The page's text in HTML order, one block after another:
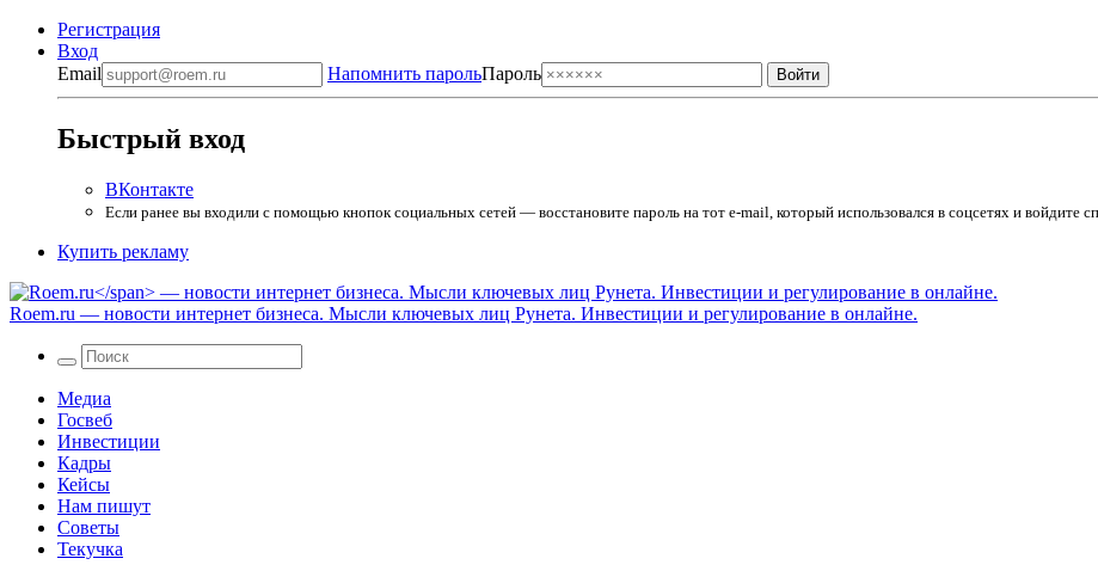
Регистрация
Вход
Email
Напомнить парольПароль
Быстрый вход
ВКонтакте
Если ранее вы входили с помощью кнопок социальных сетей — восстановите пароль на тот e-mail, который использовался в соцсетях и войдите
Купить рекламу
Roem.ru — новости интернет бизнеса. Мысли ключевых лиц Рунета. Инвестиции и регулирование в онлайне.
Медиа
Госвеб
Инвестиции
Кадры
Кейсы
Нам пишут
Советы
Текучка